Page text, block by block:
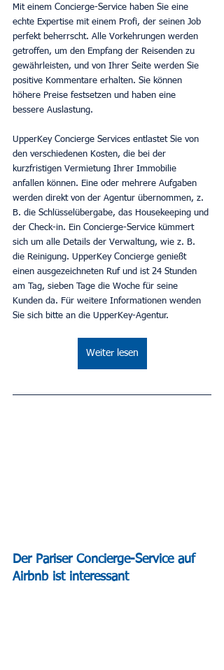
Mit einem Concierge-Service haben Sie eine
echte Expertise mit einem Profi, der seinen Job
perfekt beherrscht. Alle Vorkehrungen werden
getroffen, um den Empfang der Reisenden zu
gewährleisten, und von Ihrer Seite werden Sie
positive Kommentare erhalten. Sie können
höhere Preise festsetzen und haben eine
bessere Auslastung.
UpperKey Concierge Services entlastet Sie von
den verschiedenen Kosten, die bei der
kurzfristigen Vermietung Ihrer Immobilie
anfallen können. Eine oder mehrere Aufgaben
werden direkt von der Agentur übernommen, z.
B. die Schlüsselübergabe, das Housekeeping und
der Check-in. Ein Concierge-Service kümmert
sich um alle Details der Verwaltung, wie z. B.
die Reinigung. UpperKey Concierge genießt
einen ausgezeichneten Ruf und ist 24 Stunden
am Tag, sieben Tage die Woche für seine
Kunden da. Für weitere Informationen wenden
Sie sich bitte an die UpperKey-Agentur.
Weiter lesen
Der Pariser Concierge-Service auf
Airbnb ist interessant